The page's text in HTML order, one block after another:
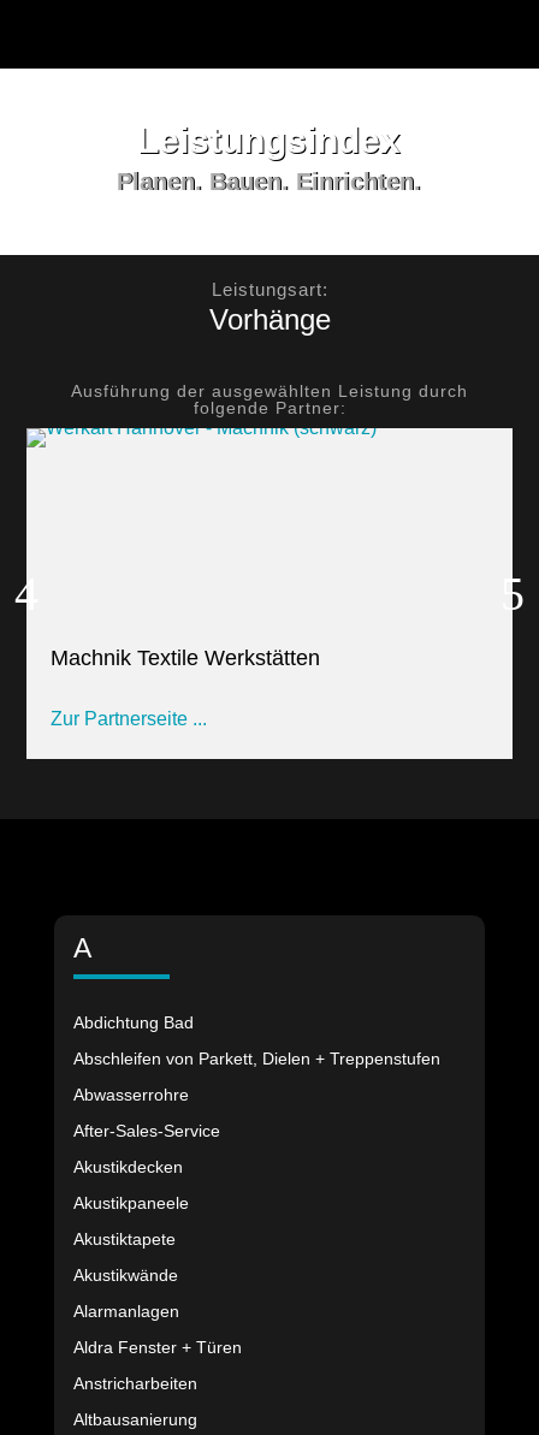
Leistungs­index
Planen. Bauen. Einrichten.
Leistungsart:
Vorhänge
Ausführung der ausgewählten Leistung durch
folgende Partner:
Machnik Textile Werkstätten
Zur Partnerseite ...
A
Abdichtung Bad
Abschleifen von Parkett, Dielen + Treppenstufen
Abwasserrohre
After-Sales-Service
Akustikdecken
Akustikpaneele
Akustiktapete
Akustikwände
Alarmanlagen
Aldra Fenster + Türen
Anstricharbeiten
Altbausanierung